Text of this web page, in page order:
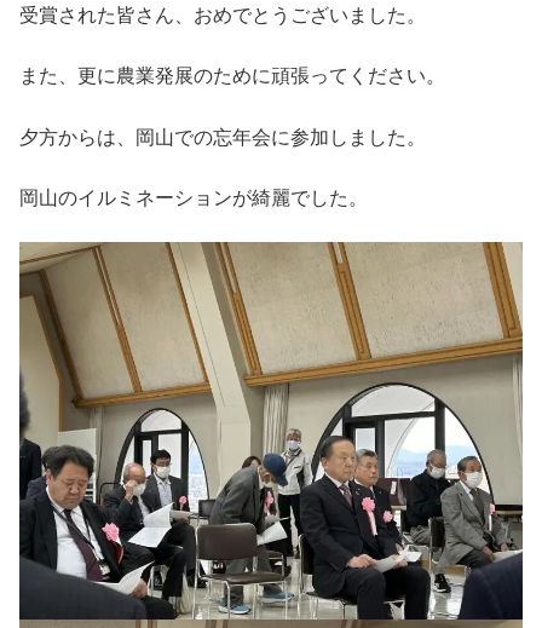
受賞された皆さん、おめでとうございました。
また、更に農業発展のために頑張ってください。
夕方からは、岡山での忘年会に参加しました。
岡山のイルミネーションが綺麗でした。